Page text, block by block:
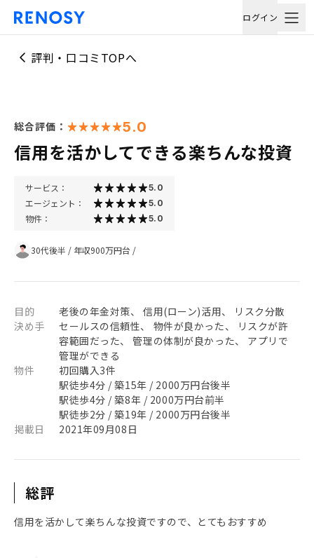
ログイン
評判・口コミTOPへ
総合評価： 5.0
信用を活かしてできる楽ちんな投資
サービス： 5.0
エージェント： 5.0
物件： 5.0
30代後半 / 年収900万円台 /
目的
老後の年金対策、 信用(ローン)活用、 リスク分散
決め手
セールスの信頼性、 物件が良かった、 リスクが許
容範囲だった、 管理の体制が良かった、 アプリで
管理ができる
物件
初回購入3件
駅徒歩4分 / 築15年 / 2000万円台後半
駅徒歩4分 / 築8年 / 2000万円台前半
駅徒歩2分 / 築19年 / 2000万円台後半
掲載日
2021年09月08日
総評
信用を活かして楽ちんな投資ですので、とてもおすすめ